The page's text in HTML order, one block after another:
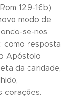
12,9-16b)
modo de
se-nos
como resposta
Apóstolo
da caridade,
corações.